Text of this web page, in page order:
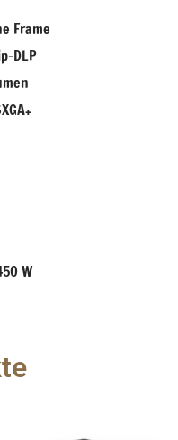
Frame
DLP
W